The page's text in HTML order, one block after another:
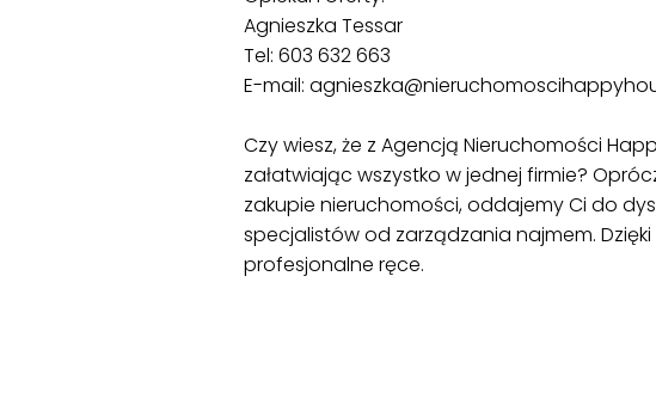
Agnieszka Tessar
Tel: 603 632 663
E-mail:
Czy wiesz, że z Agencją Nieruchomości
załatwiając wszystko w jednej firmie?
zakupie nieruchomości, oddajemy Ci do
specjalistów od zarządzania najmem.
profesjonalne ręce.